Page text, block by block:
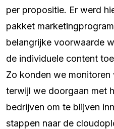
per propositie. Er werd
pakket
belangrijke voorwaarde
de individuele content
Zo konden we
terwijl we doorgaan met
bedrijven om te blijven
stappen naar de